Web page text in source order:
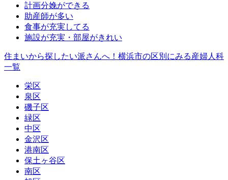
計画分娩ができる
助産師が多い
食事が充実してる
施設が充実・部屋がきれい
住まいから探したい派さんへ！横浜市の区別にみる産婦人科
一覧
栄区
泉区
磯子区
緑区
中区
金沢区
港南区
保土ヶ谷区
南区